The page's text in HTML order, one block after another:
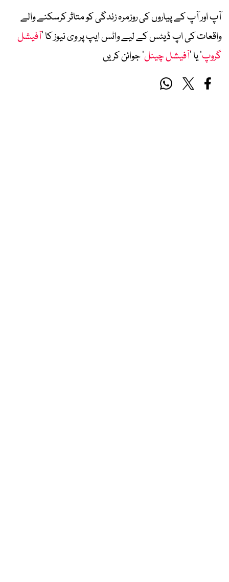
آپ اور آپ کے پیاروں کی روزمرہ زندگی کو متاثر کرسکنے والے
واقعات کی اپ ڈیٹس کے لیے واٹس ایپ پر وی نیوز کا ’آفیشل
گروپ‘ یا ’آفیشل چینل‘ جوائن کریں